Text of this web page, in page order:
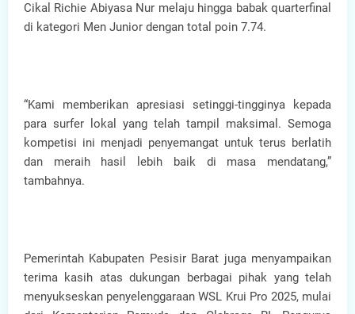
Cikal Richie Abiyasa Nur melaju hingga babak quarterfinal
di kategori Men Junior dengan total poin 7.74.
“Kami memberikan apresiasi setinggi-tingginya kepada
para surfer lokal yang telah tampil maksimal. Semoga
kompetisi ini menjadi penyemangat untuk terus berlatih
dan meraih hasil lebih baik di masa mendatang,”
tambahnya.
Pemerintah Kabupaten Pesisir Barat juga menyampaikan
terima kasih atas dukungan berbagai pihak yang telah
menyukseskan penyelenggaraan WSL Krui Pro 2025, mulai